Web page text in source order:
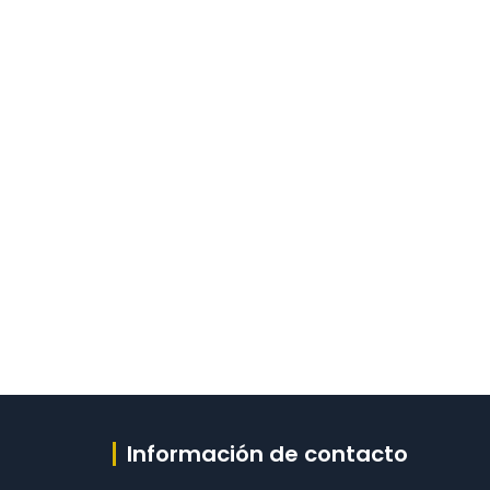
Información de contacto